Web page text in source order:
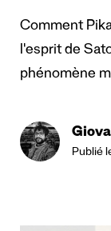
Comment
l'esprit de
phénomène
Publié